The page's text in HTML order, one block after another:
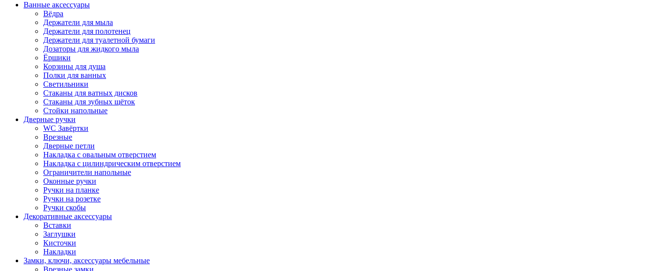
Ванные аксессуары
Вёдра
Держатели для мыла
Держатели для полотенец
Держатели для туалетной бумаги
Дозаторы для жидкого мыла
Ёршики
Корзины для душа
Полки для ванных
Светильники
Стаканы для ватных дисков
Стаканы для зубных щёток
Стойки напольные
Дверные ручки
WC Завёртки
Врезные
Дверные петли
Накладка с овальным отверстием
Накладка с цилиндрическим отверстием
Ограничители напольные
Оконные ручки
Ручки на планке
Ручки на розетке
Ручки скобы
Декоративные аксессуары
Вставки
Заглушки
Кисточки
Накладки
Замки, ключи, аксессуары мебельные
Врезные замки